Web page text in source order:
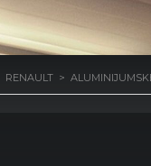
RENAULT >